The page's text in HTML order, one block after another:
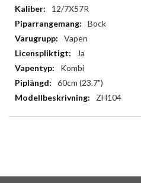
12/7X57R
Bock
Vapen
Ja
Kombi
60cm (23.7")
ZH104